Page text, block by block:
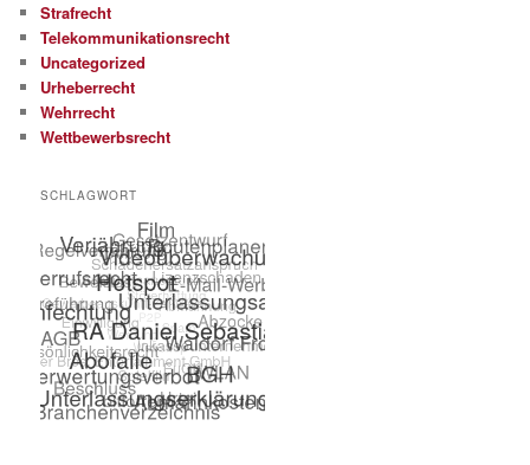
Strafrecht
Telekommunikationsrecht
Uncategorized
Urheberrecht
Wehrrecht
Wettbewerbsrecht
SCHLAGWORT